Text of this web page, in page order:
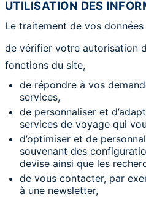
UTILISATION DES
Le traitement de vos
de vérifier votre autorisation
fonctions du site,
de répondre à vos
services,
de personnaliser et
services de voyage qui
d’optimiser et de
souvenant des
devise ainsi que les
de vous contacter, par
à une newsletter,